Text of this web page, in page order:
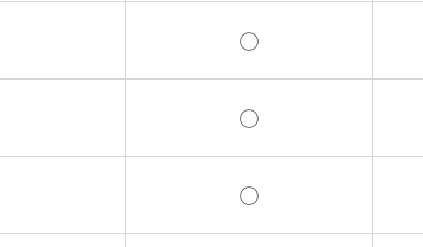
◯
◯
◯